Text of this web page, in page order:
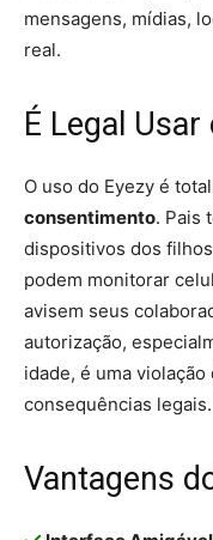
mensagens, mídias,
real.
É Legal Usar
O uso do Eyezy é
consentimento. Pais
dispositivos dos
podem monitorar
avisem seus
autorização,
idade, é uma
consequências legais.
Vantagens